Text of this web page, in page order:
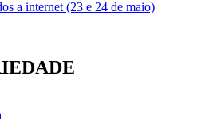
a internet (23 e 24 de maio)